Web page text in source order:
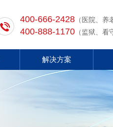
400-666-2428 （医院、养
400-888-1170 （监狱、看
解决方案